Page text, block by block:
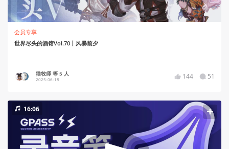
会员专享
世界尽头的酒馆Vol.70丨风暴前夕
猫牧师 等 5 人
2025-06-18 144 51
16:06